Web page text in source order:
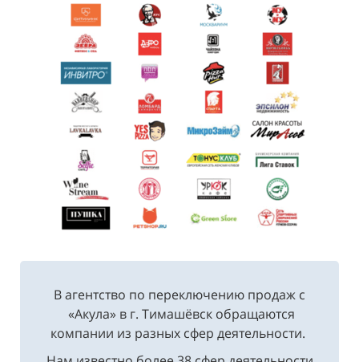
В агентство по переключению продаж с
«Акула» в г. Тимашёвск обращаются
компании из разных сфер деятельности.